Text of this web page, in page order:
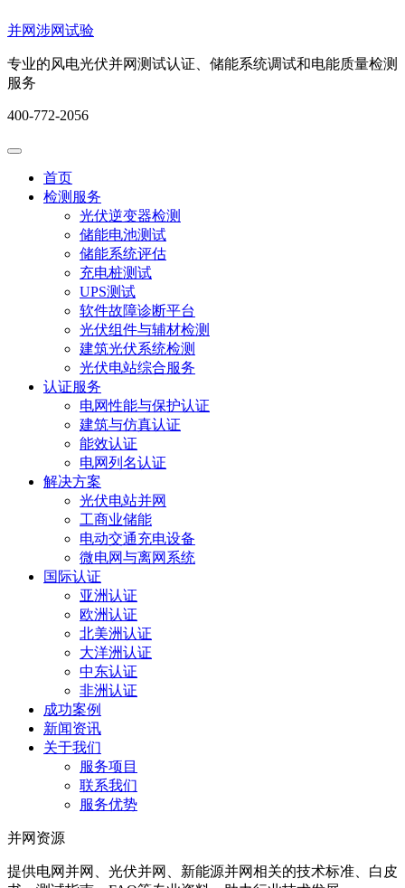
并网涉网试验
专业的风电光伏并网测试认证、储能系统调试和电能质量检测
服务
400-772-2056
首页
检测服务
光伏逆变器检测
储能电池测试
储能系统评估
充电桩测试
UPS测试
软件故障诊断平台
光伏组件与辅材检测
建筑光伏系统检测
光伏电站综合服务
认证服务
电网性能与保护认证
建筑与仿真认证
能效认证
电网列名认证
解决方案
光伏电站并网
工商业储能
电动交通充电设备
微电网与离网系统
国际认证
亚洲认证
欧洲认证
北美洲认证
大洋洲认证
中东认证
非洲认证
成功案例
新闻资讯
关于我们
服务项目
联系我们
服务优势
并网资源
提供电网并网、光伏并网、新能源并网相关的技术标准、白皮